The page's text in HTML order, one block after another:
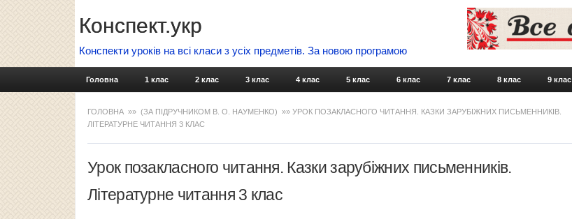
Конспект.укр
Конспекти уроків на всі класи з усіх предметів. За новою програмою
Skip to content
Головна 1 клас 2 клас 3 клас 4 клас 5 клас 6 клас 7 клас 8 клас 9 клас
ГОЛОВНА »» (ЗА ПІДРУЧНИКОМ В. О. НАУМЕНКО) »» УРОК ПОЗАКЛАСНОГО ЧИТАННЯ. КАЗКИ ЗАРУБІЖНИХ ПИСЬМЕННИКІВ.
ЛІТЕРАТУРНЕ ЧИТАННЯ 3 КЛАС
Урок позакласного читання. Казки зарубіжних письменників.
Літературне читання 3 клас